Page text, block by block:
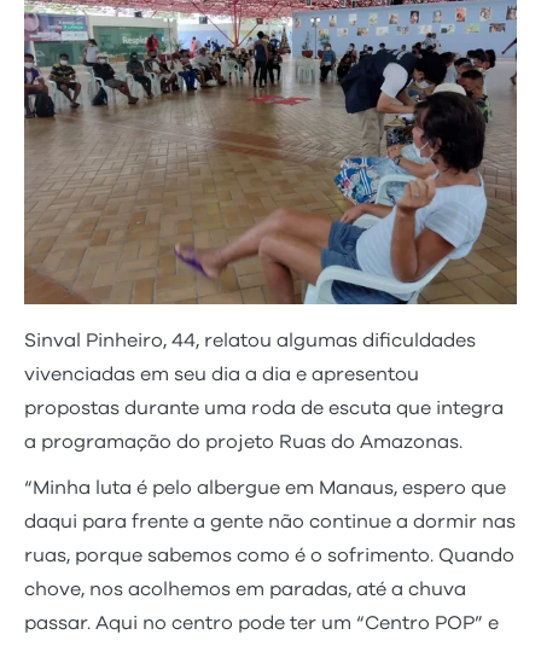
Sinval Pinheiro, 44, relatou algumas dificuldades
vivenciadas em seu dia a dia e apresentou
propostas durante uma roda de escuta que integra
a programação do projeto Ruas do Amazonas.
“Minha luta é pelo albergue em Manaus, espero que
daqui para frente a gente não continue a dormir nas
ruas, porque sabemos como é o sofrimento. Quando
chove, nos acolhemos em paradas, até a chuva
passar. Aqui no centro pode ter um “Centro POP” e